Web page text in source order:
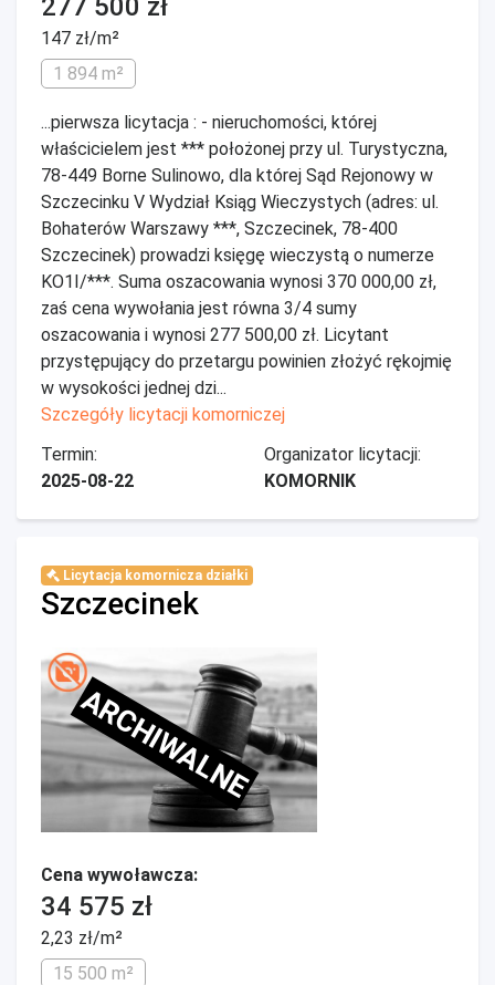
277 500 zł
147 zł/m²
1 894 m²
...pierwsza licytacja : - nieruchomości, której
właścicielem jest *** położonej przy ul. Turystyczna,
78-449 Borne Sulinowo, dla której Sąd Rejonowy w
Szczecinku V Wydział Ksiąg Wieczystych (adres: ul.
Bohaterów Warszawy ***, Szczecinek, 78-400
Szczecinek) prowadzi księgę wieczystą o numerze
KO1I/***. Suma oszacowania wynosi 370 000,00 zł,
zaś cena wywołania jest równa 3/4 sumy
oszacowania i wynosi 277 500,00 zł. Licytant
przystępujący do przetargu powinien złożyć rękojmię
w wysokości jednej dzi...
Szczegóły licytacji komorniczej
Termin:
2025-08-22
Organizator licytacji:
KOMORNIK
Licytacja komornicza działki
Szczecinek
ARCHIWALNE
Cena wywoławcza:
34 575 zł
2,23 zł/m²
15 500 m²